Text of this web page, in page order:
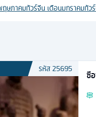
ฤษภาคมทัวร์จีน เดือนมกราคมทัว
รหัส25695
ซี